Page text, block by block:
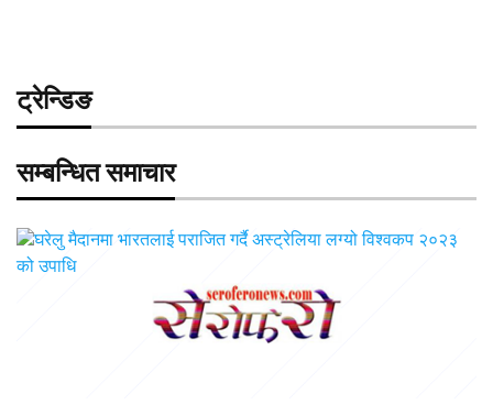
ट्रेन्डिङ
सम्बन्धित समाचार